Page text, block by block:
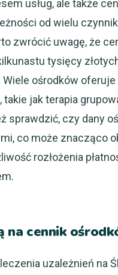
usług, ale także
od wielu
zwrócić uwagę, że
tysięcy
ośrodków
jak terapia
sprawdzić, czy dany
co może znacząco
rozłożenia
na cennik
uzależnień na